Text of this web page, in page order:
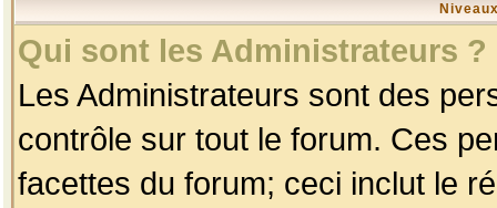
Qui sont les Administrateurs ?
Les Administrateurs sont des
contrôle sur tout le forum. Ces
facettes du forum; ceci inclut le